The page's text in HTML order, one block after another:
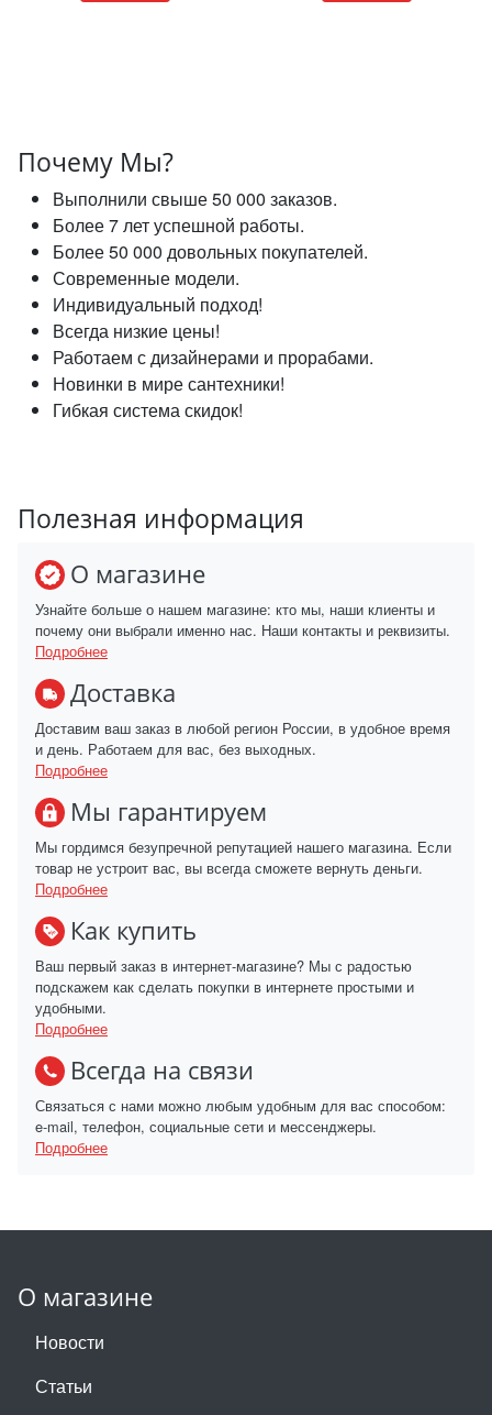
Почему Мы?
Выполнили свыше 50 000 заказов.
Более 7 лет успешной работы.
Более 50 000 довольных покупателей.
Современные модели.
Индивидуальный подход!
Всегда низкие цены!
Работаем с дизайнерами и прорабами.
Новинки в мире сантехники!
Гибкая система скидок!
Полезная информация
О магазине
Узнайте больше о нашем магазине: кто мы, наши клиенты и
почему они выбрали именно нас. Наши контакты и реквизиты.
Подробнее
Доставка
Доставим ваш заказ в любой регион России, в удобное время
и день. Работаем для вас, без выходных.
Подробнее
Мы гарантируем
Мы гордимся безупречной репутацией нашего магазина. Если
товар не устроит вас, вы всегда сможете вернуть деньги.
Подробнее
Как купить
Ваш первый заказ в интернет-магазине? Мы с радостью
подскажем как сделать покупки в интернете простыми и
удобными.
Подробнее
Всегда на связи
Связаться с нами можно любым удобным для вас способом:
e-mail, телефон, социальные сети и мессенджеры.
Подробнее
О магазине
Новости
Статьи